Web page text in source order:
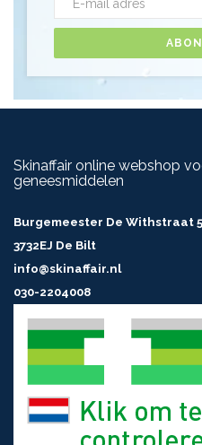
Skinaffair online webshop
geneesmiddelen
Burgemeester De Withstraat
3732EJ De Bilt
info@skinaffair.nl
030-2204008